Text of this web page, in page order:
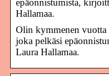
epäonnistumista,
Hallamaa.
Olin kymmenen
joka pelkäsi
Laura Hallamaa.